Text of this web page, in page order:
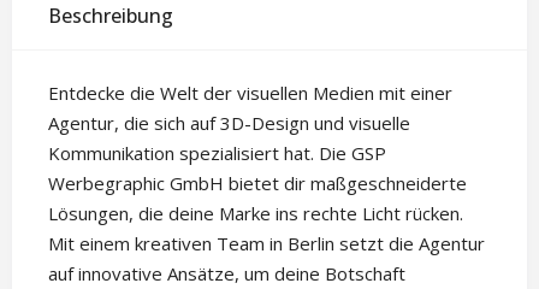
Beschreibung
Entdecke die Welt der visuellen Medien mit einer
Agentur, die sich auf 3D-Design und visuelle
Kommunikation spezialisiert hat. Die GSP
Werbegraphic GmbH bietet dir maßgeschneiderte
Lösungen, die deine Marke ins rechte Licht rücken.
Mit einem kreativen Team in Berlin setzt die Agentur
auf innovative Ansätze, um deine Botschaft